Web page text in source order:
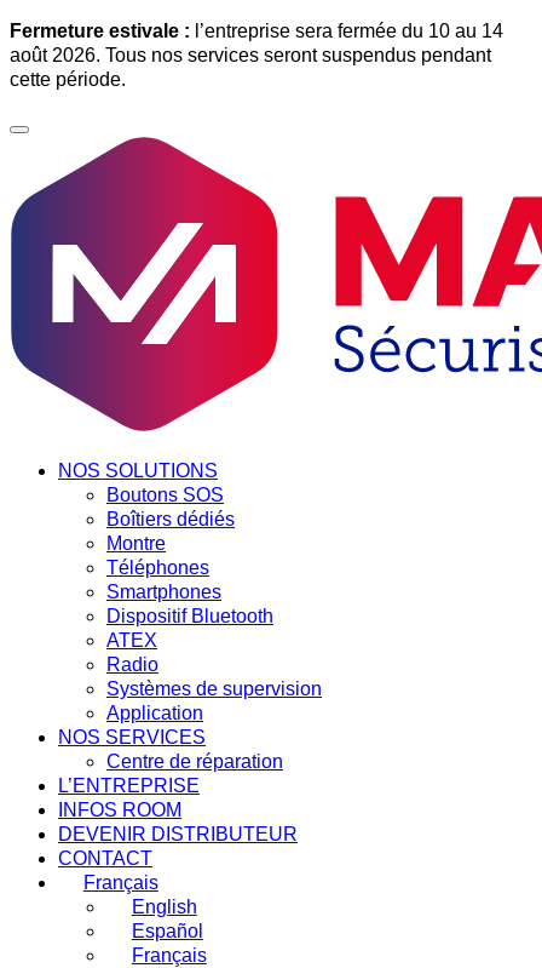
Fermeture estivale : l’entreprise sera fermée du 10 au 14
août 2026. Tous nos services seront suspendus pendant
cette période.
NOS SOLUTIONS
Boutons SOS
Boîtiers dédiés
Montre
Téléphones
Smartphones
Dispositif Bluetooth
ATEX
Radio
Systèmes de supervision
Application
NOS SERVICES
Centre de réparation
L’ENTREPRISE
INFOS ROOM
DEVENIR DISTRIBUTEUR
CONTACT
Français
English
Español
Français